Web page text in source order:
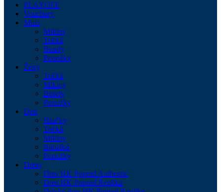
PLAYOFF
Vouchery
Muži
Mikiny
Tričká
Bundy
Ponožky
Ženy
Tričká
Mikiny
Bundy
Ponožky
Deti
Hračky
Tričká
Mikiny
Bábätká
Ponožky
Dresy
Dres HK Poprad Authentic
Dres HK Poprad Replika